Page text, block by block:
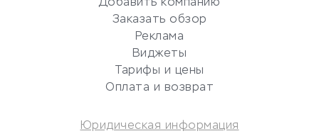
Бухгалтерия онлайн
КРЕДИТЫ И ЗАЙМЫ
Добавить компанию
Заказать обзор
Реклама
Виджеты
Тарифы и цены
Оплата и возврат
Юридическая информация